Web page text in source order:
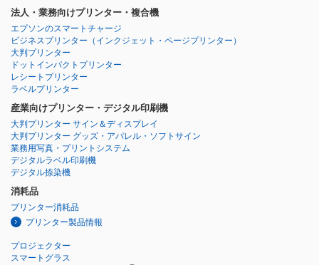
法人・業務向けプリンター・複合機
エプソンのスマートチャージ
ビジネスプリンター （インクジェット・ページプリンター）
大判プリンター
ドットインパクトプリンター
レシートプリンター
ラベルプリンター
産業向けプリンター・デジタル印刷機
大判プリンター サイン＆ディスプレイ
大判プリンター グッズ・アパレル・ソフトサイン
業務用写真・プリントシステム
デジタルラベル印刷機
デジタル捺染機
消耗品
プリンター消耗品
プリンター製品情報
プロジェクター
スマートグラス